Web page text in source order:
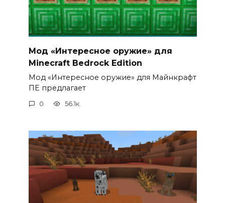
Мод «Интересное оружие» для
Minecraft Bedrock Edition
Мод «Интересное оружие» для Майнкрафт
ПЕ предлагает
0 56.1к.